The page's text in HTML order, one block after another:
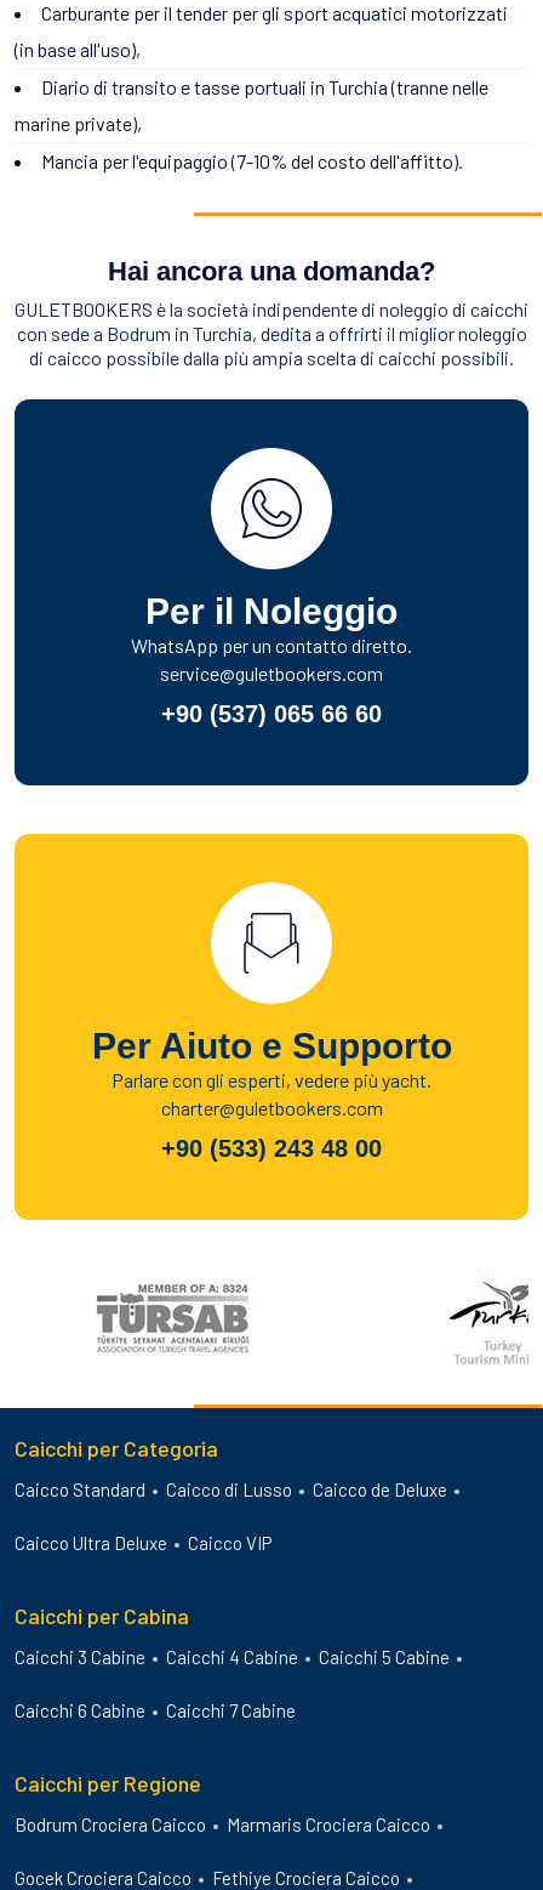
Carburante per il tender per gli sport acquatici motorizzati
(in base all'uso),
Diario di transito e tasse portuali in Turchia (tranne nelle
marine private),
Mancia per l'equipaggio (7-10% del costo dell'affitto).
Hai ancora una domanda?
GULETBOOKERS è la società indipendente di noleggio di caicchi
con sede a Bodrum in Turchia, dedita a offrirti il miglior noleggio
di caicco possibile dalla più ampia scelta di caicchi possibili.
Per il Noleggio
WhatsApp per un contatto diretto.
service@guletbookers.com
+90 (537) 065 66 60
Per Aiuto e Supporto
Parlare con gli esperti, vedere più yacht.
charter@guletbookers.com
+90 (533) 243 48 00
Caicchi per Categoria
Caicco Standard Caicco di Lusso Caicco de Deluxe
Caicco Ultra Deluxe Caicco VIP
Caicchi per Cabina
Caicchi 3 Cabine Caicchi 4 Cabine Caicchi 5 Cabine
Caicchi 6 Cabine Caicchi 7 Cabine
Caicchi per Regione
Bodrum Crociera Caicco Marmaris Crociera Caicco
Gocek Crociera Caicco Fethiye Crociera Caicco